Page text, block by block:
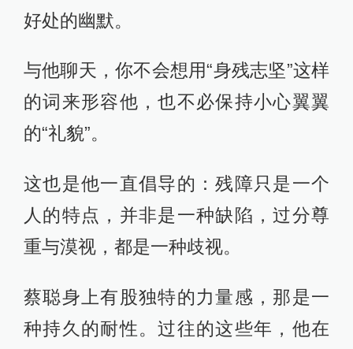
好处的幽默。
与他聊天，你不会想用“身残志坚”这样
的词来形容他，也不必保持小心翼翼
的“礼貌”。
这也是他一直倡导的：残障只是一个
人的特点，并非是一种缺陷，过分尊
重与漠视，都是一种歧视。
蔡聪身上有股独特的力量感，那是一
种持久的耐性。过往的这些年，他在